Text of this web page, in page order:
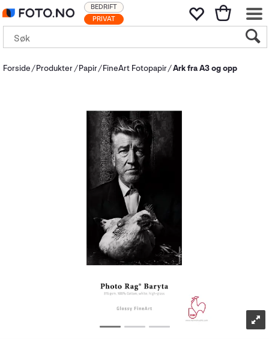
PRIVAT
BEDRIFT
Forside Produkter Papir FineArt Fotopapir Ark fra A3 og opp